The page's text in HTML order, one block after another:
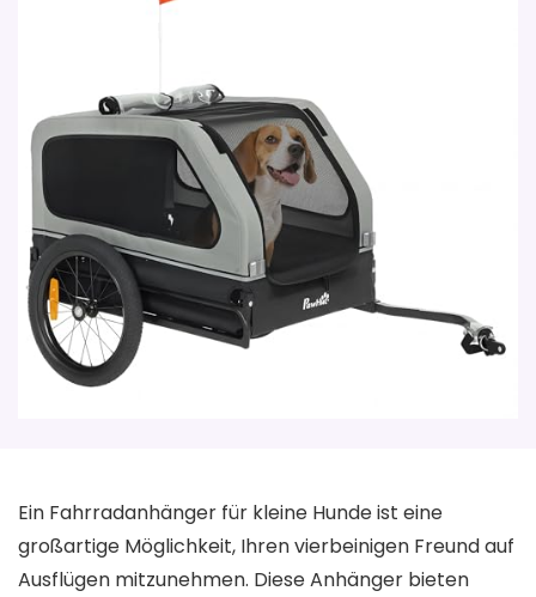
Ein Fahrradanhänger für kleine Hunde ist eine
großartige Möglichkeit, Ihren vierbeinigen Freund auf
Ausflügen mitzunehmen. Diese Anhänger bieten